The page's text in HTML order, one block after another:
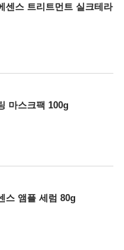
센스 트리트먼트 실크테라
마스크팩 100g
스 앰플 세럼 80g